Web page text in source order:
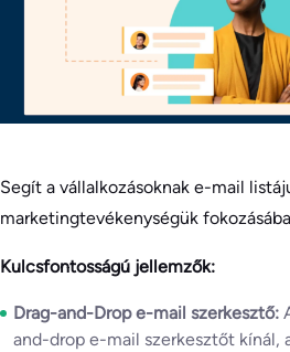
Segít a vállalkozásoknak e-mail
marketingtevékenységük
Kulcsfontosságú jellemzők:
Drag-and-Drop e-mail szerkesztő:
and-drop e-mail szerkesztőt kínál,